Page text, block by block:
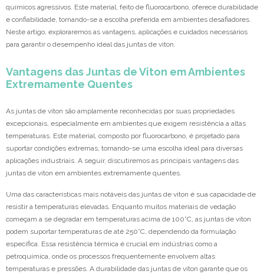
químicos agressivos. Este material, feito de fluorocarbono, oferece durabilidade
e confiabilidade, tornando-se a escolha preferida em ambientes desafiadores.
Neste artigo, exploraremos as vantagens, aplicações e cuidados necessários
para garantir o desempenho ideal das juntas de viton.
Vantagens das Juntas de Viton em Ambientes
Extremamente Quentes
As juntas de viton são amplamente reconhecidas por suas propriedades
excepcionais, especialmente em ambientes que exigem resistência a altas
temperaturas. Este material, composto por fluorocarbono, é projetado para
suportar condições extremas, tornando-se uma escolha ideal para diversas
aplicações industriais. A seguir, discutiremos as principais vantagens das
juntas de viton em ambientes extremamente quentes.
Uma das características mais notáveis das juntas de viton é sua capacidade de
resistir a temperaturas elevadas. Enquanto muitos materiais de vedação
começam a se degradar em temperaturas acima de 100°C, as juntas de viton
podem suportar temperaturas de até 250°C, dependendo da formulação
específica. Essa resistência térmica é crucial em indústrias como a
petroquímica, onde os processos frequentemente envolvem altas
temperaturas e pressões. A durabilidade das juntas de viton garante que os